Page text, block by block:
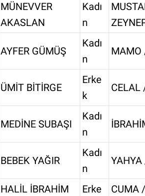
MÜNEVVER
AKASLAN
Kadı
n
AYFER GÜMÜŞ
Kadı
n
MAMO
ÜMİT BİTİRGE
Erke
k
CELAL
MEDİNE SUBAŞI
Kadı
n
BEBEK YAĞIR
Kadı
n
HALİL İBRAHİM
Erke
CUMA /